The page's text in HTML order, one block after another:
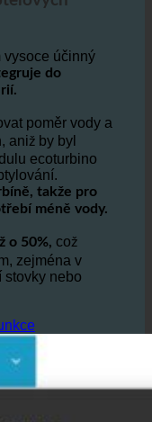
účinný
do
poměr vody a
aniž by byl
ecoturbino
takže pro
o 50%,což
zejména v
nebo